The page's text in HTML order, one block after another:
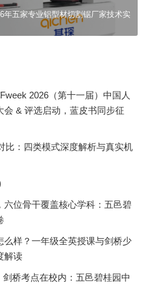
年五家专业铝型材切割锯厂家技术实
2026（第十一届）中国人
& 评选启动，蓝皮书同步征
比：四类模式深度解析与真实机
位骨干覆盖核心学科：五邑碧
样？一年级全英授课与剑桥少
解读
桥考点在校内：五邑碧桂园中